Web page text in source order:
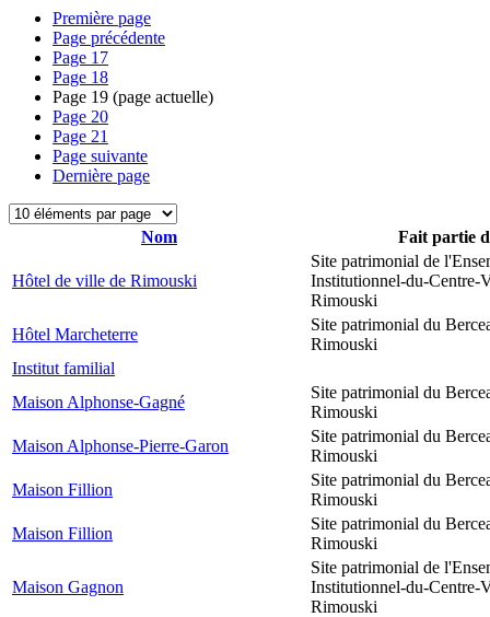
Première page
Page précédente
Page 17
Page 18
Page 19 (page actuelle)
Page 20
Page 21
Page suivante
Dernière page
Nom Fait partie
Hôtel de ville de Rimouski
Site patrimonial de
Institutionnel-du-Centre-
Rimouski
Hôtel Marcheterre
Site patrimonial du
Rimouski
Institut familial
Maison Alphonse-Gagné
Site patrimonial du
Rimouski
Maison Alphonse-Pierre-Garon
Site patrimonial du
Rimouski
Maison Fillion
Site patrimonial du
Rimouski
Maison Fillion
Site patrimonial du
Rimouski
Maison Gagnon
Site patrimonial de
Institutionnel-du-Centre-
Rimouski